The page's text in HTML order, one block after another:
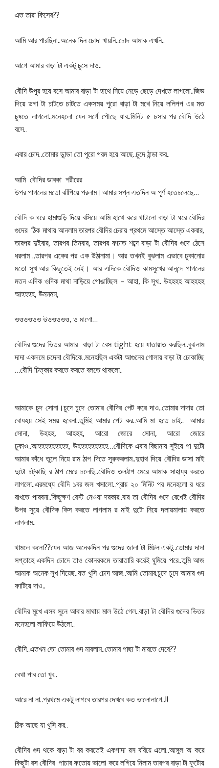
এত তারা কিসের??
আমি আর পারছিনা..অনেক দিন চোদা খায়নি..চোদ আমাক এখনি..
আগে আমার বাড়া টা একটু চুসে দাও..
বৌদি উপুর হয়ে বসে আমার বাড়া টা হাথে নিয়ে নেড়ে ছেড়ে দেখতে লাগলো..জিভ
দিয়ে ডগা টা চাটতে চাটতে একসময় পুরো বাড়া টা মখে নিয়ে ললিপপ এর মত
চুষতে লাগলো..মনেহলো যেন সর্গে পৌছে যাব..মিনিট ৫ চসার পর বৌদি উঠে
বসে..
এবার চোদ..তোমার ডান্ডা তো পুরো গরম হয়ে আছে..চুদে ঠান্ডা কর..
আমি বৌদির ডাবকা শরীরের
উপর পাগলের মতো ঝাঁপিয়ে পরলাম।আমার সপ্ন এতদিন অ পূর্ণ হতেচলেছে…
বৌদি ক ধরে হামাগুড়ি দিয়ে বসিয়ে আমি হাথে করে থাটানো বাড়া টা ধরে বৌদির
গুদের ঠিক মাথায় আনলাম তারপর বৌদির চেরায় প্রথমে আস্তে আস্তে একবার,
তারপর দুইবার,তারপর তিনবার,তারপর ফচাত শব্দে বাড়া টা বৌদির গুদে ঠেসে
ধরলাম..তারপর একের পর এক উঠানামা। আর তখনই বুঝলাম এভাবে ঢুকানোর
মতো সুখ আর কিছুতেই নেই। আর এদিকে বৌদিও কামসুখের আনন্দে পাগলের
মতন এদিক ওদিক মাথা নাড়িয়ে গোঙাচ্ছিল – আহা, কি সুখ.. উহহহহ আহহহহ
আহহহহ, উমমমম,
ওওওওওও উওওওওও, ও মাগো…
বৌদির গুদের ভিতর আমার বাড়া টা বেস tight হয়ে যাতায়াত করছিল..বুঝলাম
দাদা একদমে চদেনা বৌদিকে..মনেহছিল একটা আগুনের গোলায় বাড়া টা ঢোকাচ্ছি
…বৌদি চিত্কার করতে করতে বলতে থাকলো..
আমাকে চুদ সোনা।চুদে চুদে তোমার বৌদির পেট করে দাও..তোমার দাদার তো
বোধহয় সেই সময় হবেনা..তুমিই আমার পেট কর..আমি মা হতে চাই..আমার
সোনা, উহহহ,আহহহ, আরো জোরে সোনা,আরো
জোরে
ঢুকাও..আহহহহহহহহহ, উহহহহহহহহহ…বৌদিকে এবার বিছানায় সুইয়ে পা দুটো
আমার কাঁধে তুলে নিয়ে রাম ঠাপ দিতে সুরুকরলাম..দুহাথ দিয়ে বৌদির ডাসা মাই
দুটো চট্কাছি র ঠাপ মেরে চলেছি..বৌদিও তলঠাপ মেরে আমাক সাহায্য করতে
লাগলো..এরমধ্যে বৌদি ১বর জল খসালো..প্রায় ২০ মিনিট পর মনেহলো র ধরে
রাখতে পারবনা..কিছুক্ষণ রেস্ট নেওয়া দরকার..বার তা বৌদির গুদে রেখেই বৌদির
উপর সুয়ে বৌদিক কিস করতে লাগলাম র মাই দুটো নিয়ে দলায়মালায় করতে
লাগলাম..
থামলে কনো??যেন আজ অনেকদিন পর গুদের জালা টা মিটল একটু..তোমার দাদা
সপ্তাহে একদিন চোদে তাও কোনরকমে তারাতারি করেই ঘুমিয়ে পরে..তুমি আজ
আমাক অনেক সুখ দিয়েছ..যত খুসি চোদ আজ..আমি তোমার.চুদে চুদে আমার গুদ
ফাটিয়ে দাও..
বৌদির মুখে এসব সুনে আবার মাথায় মাল উঠে গেল..বাড়া টা বৌদির গুদের ভিতর
মনেহলো লাফিয়ে উঠলো..
বৌদি..এতখন তো তোমার গুদ মারলাম..তোমার পাছা টা মারতে দেবে??
বেথা পাব তো খুব..
আরে না না..প্রথমে একটু লাগবে তারপর দেখবে কত ভালোলাগে..!!
ঠিক আছে যা খুসি কর..
বৌদির গুদ থকে বাড়া টা বর করতেই একগাদা রস বরিয়ে এলো..আঙ্গুল অ করে
কিছুটা রস বৌদির পাচার ফতোয় ভালো করে লগিয়ে নিলাম তারপর বাড়া টা ফুটোয়